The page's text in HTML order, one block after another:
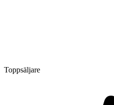
Toppsäljare